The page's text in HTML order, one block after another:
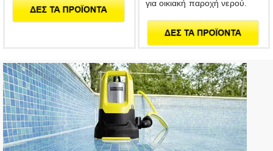
για οικιακή παροχή νερού.